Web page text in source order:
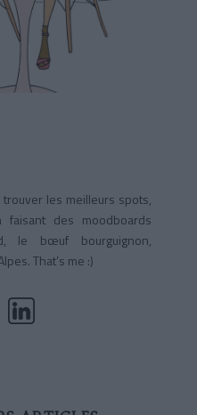
les meilleurs spots,
des moodboards
le bœuf bourguignon,
That’s me :)